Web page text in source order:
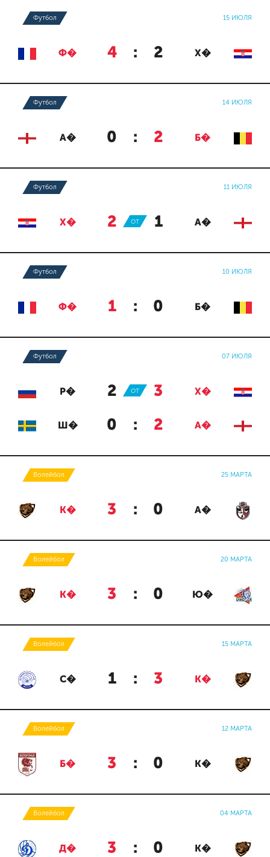
Футбол 15 ИЮЛЯ
Ф� 4 : 2 Х�
Футбол 14 ИЮЛЯ
А� 0 : 2 Б�
Футбол 11 ИЮЛЯ
Х� 2 : 1 А�
ОТ
Футбол 10 ИЮЛЯ
Ф� 1 : 0 Б�
Футбол 07 ИЮЛЯ
Р� 2 : 3 Х�
ОТ
Ш� 0 : 2 А�
Волейбол 25 МАРТА
К� 3 : 0 А�
Волейбол 20 МАРТА
К� 3 : 0 Ю�
Волейбол 15 МАРТА
С� 1 : 3 К�
Волейбол 12 МАРТА
Б� 3 : 0 К�
Волейбол 04 МАРТА
Д� 3 : 0 К�